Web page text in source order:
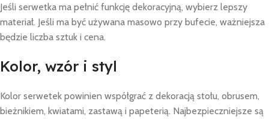
Jeśli serwetka ma pełnić funkcję dekoracyjną, wybierz lepszy
materiał. Jeśli ma być używana masowo przy bufecie, ważniejsza
będzie liczba sztuk i cena.
Kolor, wzór i styl
Kolor serwetek powinien współgrać z dekoracją stołu, obrusem,
bieżnikiem, kwiatami, zastawą i papeterią. Najbezpieczniejsze są